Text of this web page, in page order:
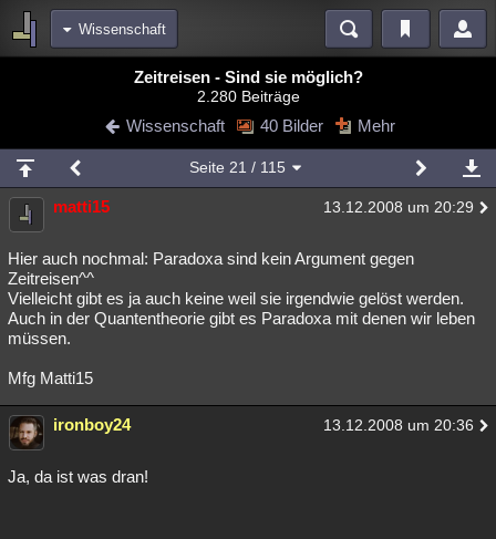
Wissenschaft
Blogs Videos
Chat Wiki Neuigkeiten
meine Rubriken
Menschen Mystery Kriminalfälle
Spiritualität Verschwörungen Technologie Ufologie
Natur Umfragen Unterhaltung
weitere Rubriken
Astronomie Helpdesk Gruppen Gaming Filme
Musik
Übersichten
Zeitreisen - Sind sie möglich?
2.280 Beiträge
Wissenschaft 40 Bilder Mehr
Seite21 / 115
matti15 13.12.2008 um 20:29
Hier auch nochmal: Paradoxa sind kein Argument gegen
Zeitreisen^^
Vielleicht gibt es ja auch keine weil sie irgendwie gelöst werden.
Auch in der Quantentheorie gibt es Paradoxa mit denen wir leben
müssen.
Mfg Matti15
ironboy24 13.12.2008 um 20:36
Ja, da ist was dran!